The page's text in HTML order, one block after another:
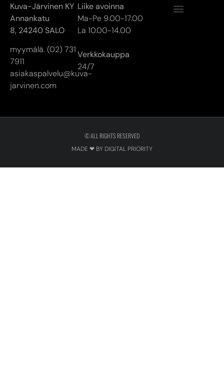
Kuva-Järvinen KY
Annankatu
8, 24240 SALO
myymälä. (02) 731
7911
asiakaspalvelu@kuva-
jarvinen.com
Liike avoinna
Ma-Pe 9.00-17.00
La 10.00-14.00
Verkkokauppa
24/7
© ALL RIGHTS RESERVED
MADE ❤ BY DIGITAL PRIORITY